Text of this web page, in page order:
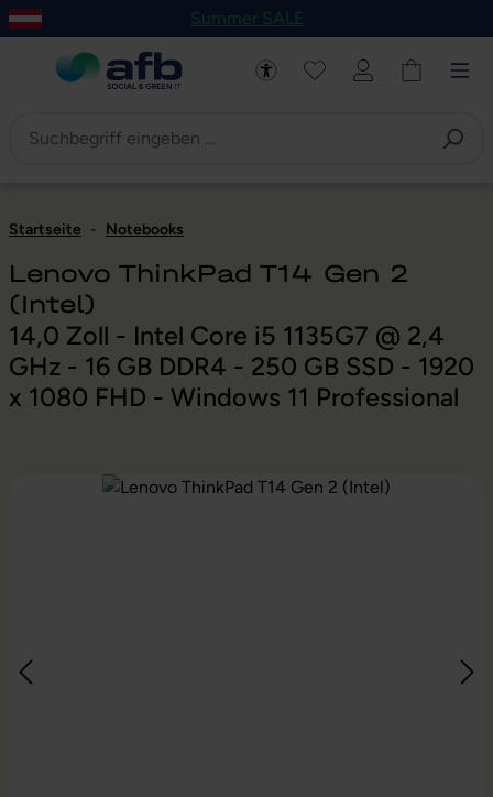
Hauptinhalt springen
Zur Navigation der B2B-Plattform springen
Summer SALE
Startseite - Notebooks
Lenovo ThinkPad T14 Gen 2
(Intel)
14,0 Zoll - Intel Core i5 1135G7 @ 2,4
GHz - 16 GB DDR4 - 250 GB SSD - 1920
x 1080 FHD - Windows 11 Professional
Bildergalerie überspringen